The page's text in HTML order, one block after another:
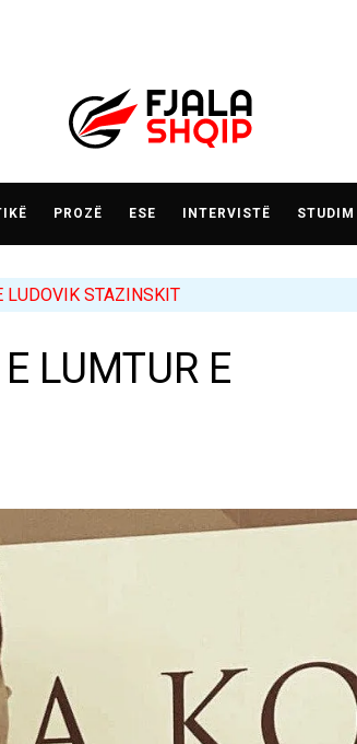
PROZË ESE INTERVISTË STUDIM
LUDOVIK STAZINSKIT
LUMTUR E